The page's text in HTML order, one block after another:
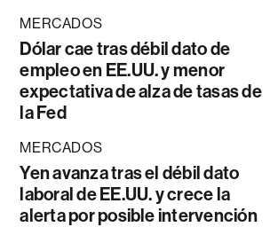
MERCADOS
Dólar cae tras débil dato de
empleo en EE.UU. y menor
expectativa de alza de tasas de
la Fed
MERCADOS
Yen avanza tras el débil dato
laboral de EE.UU. y crece la
alerta por posible intervención